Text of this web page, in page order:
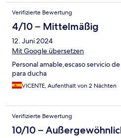
Verifizierte Bewertung
4/10 – Mittelmäßig
12. Juni 2024
Mit Google übersetzen
Personal amable,escaso servicio
para ducha
VICENTE, Aufenthalt von 2 Nächten
Verifizierte Bewertung
10/10 –